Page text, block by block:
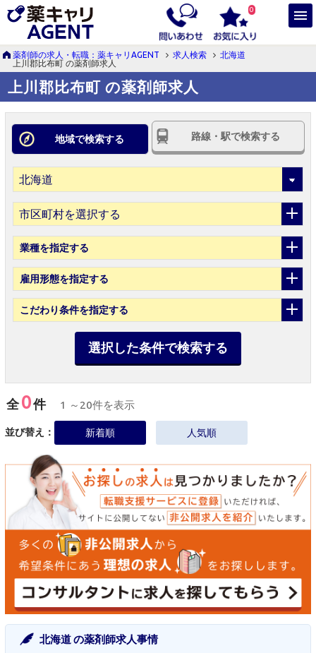
0
薬剤師の求人・転職：薬キャリAGENT 求人検索
北海道
上川郡比布町 の薬剤師求人
上川郡比布町 の薬剤師求人
地域で検索する 路線・駅で検索する
市区町村を選択する
業種を指定する
雇用形態を指定する
こだわり条件を指定する
選択した条件で検索する
全0件 1 ～20件を表示
並び替え： 新着順 人気順
北海道 の薬剤師求人事情